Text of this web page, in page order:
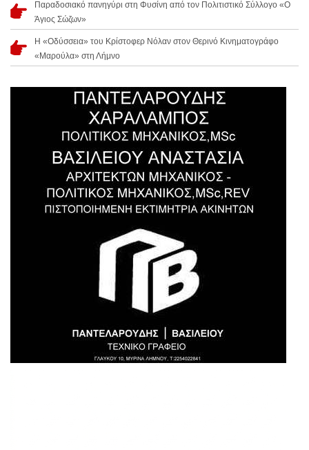
Παραδοσιακό πανηγύρι στη Φυσίνη από τον Πολιτιστικό Σύλλογο «Ο
Άγιος Σώζων»
Η «Οδύσσεια» του Κρίστοφερ Νόλαν στον Θερινό Κινηματογράφο
«Μαρούλα» στη Λήμνο